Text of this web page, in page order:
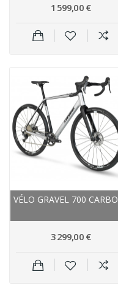
1 599,00 €
3 299,00 €